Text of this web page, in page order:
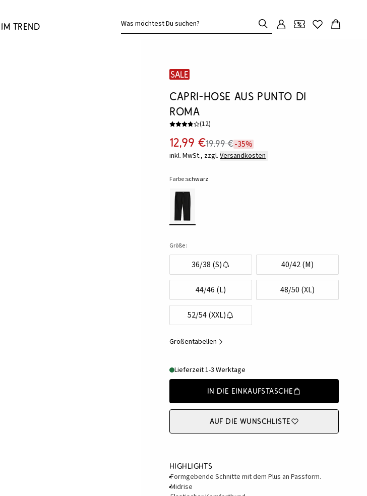
Im Trend Was möchtest Du suchen?
SALE
Capri-Hose aus Punto di
Roma
(12)
12,99 €19,99 €-35%
inkl. MwSt., zzgl. Versandkosten
Farbe:schwarz
Größe:
36/38 (S) 40/42 (M)
44/46 (L) 48/50 (XL)
52/54 (XXL)
Größentabellen
Lieferzeit 1-3 Werktage
In die Einkaufstasche
Auf die Wunschliste
Highlights
Formgebende Schnitte mit dem Plus an Passform.
Midrise